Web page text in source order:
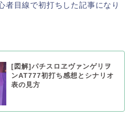
者目線で初打ちした記事になり
[図解]パチスロヱヴァンゲリヲ
ンAT777初打ち感想とシナリオ
表の見方